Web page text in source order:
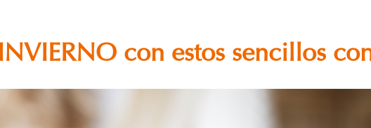
con estos sencillos